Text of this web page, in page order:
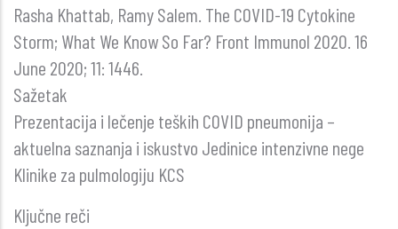
Rasha Khattab, Ramy Salem. The COVID-19 Cytokine
Storm; What We Know So Far? Front Immunol 2020. 16
June 2020; 11: 1446.
Sažetak
Prezentacija i lečenje teških COVID pneumonija –
aktuelna saznanja i iskustvo Jedinice intenzivne nege
Klinike za pulmologiju KCS
Ključne reči